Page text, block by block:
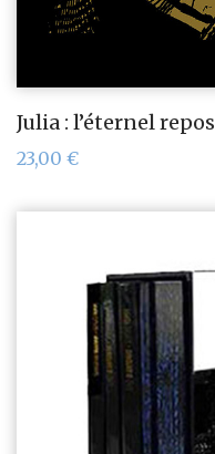
Julia : l’éternel repos
23,00 €